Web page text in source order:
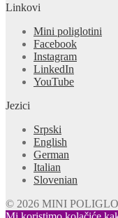
Linkovi
Mini poliglotini
Facebook
Instagram
LinkedIn
YouTube
Jezici
Srpski
English
German
Italian
Slovenian
© 2026 MINI